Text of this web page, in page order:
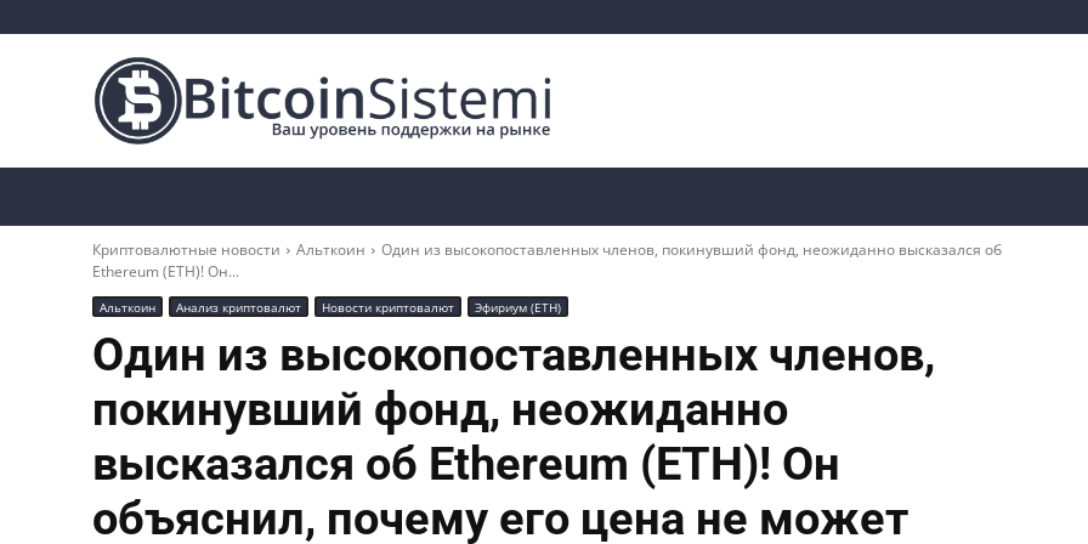
Криптовалютные новости Альткоин
Один из высокопоставленных членов, покинувший фонд, неожиданно высказался об
Ethereum (ETH)! Он...
Альткоин Анализ криптовалют Новости криптовалют Эфириум (ETH)
Один из высокопоставленных членов,
покинувший фонд, неожиданно
высказался об Ethereum (ETH)! Он
объяснил, почему его цена не может